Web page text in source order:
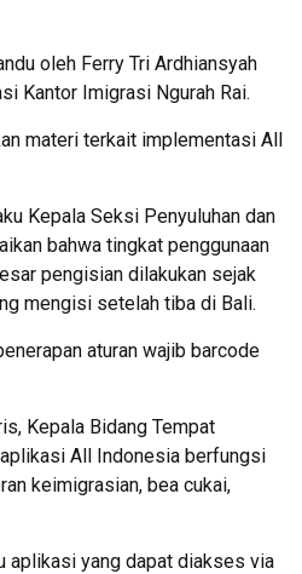
oleh Ferry Tri Ardhiansyah
Kantor Imigrasi Ngurah Rai.
materi terkait implementasi All
Kepala Seksi Penyuluhan dan
bahwa tingkat penggunaan
pengisian dilakukan sejak
mengisi setelah tiba di Bali.
aturan wajib barcode
Kepala Bidang Tempat
All Indonesia berfungsi
keimigrasian, bea cukai,
aplikasi yang dapat diakses via